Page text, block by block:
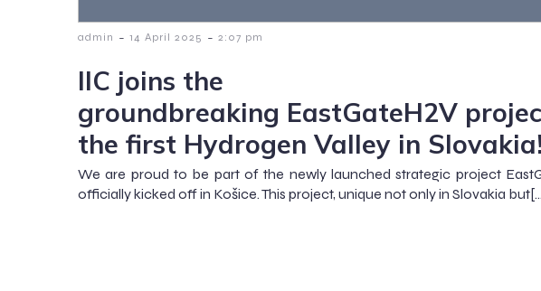
admin - 14 April 2025 - 2:07 pm
IIC joins the
groundbreaking EastGateH2V
the first Hydrogen Valley in Slovakia!
We are proud to be part of the newly launched strategic project
officially kicked off in Košice. This project, unique not only in Slovakia